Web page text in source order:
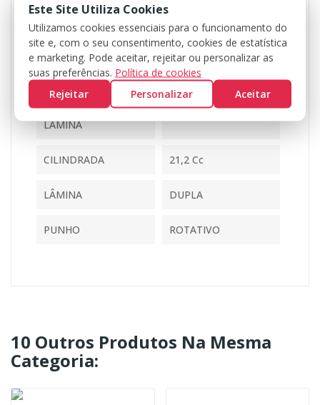
Referência HC-2020R
Ficha Informativa
POTÊNCIA 0,58 KW / 0,8 Cv
COMPRIMENTO DA
LÂMINA
21" - 53,5 Cm
CILINDRADA 21,2 Cc
LÂMINA DUPLA
PUNHO ROTATIVO
10 Outros Produtos Na Mesma
Categoria:
Este Site Utiliza Cookies
Utilizamos cookies essenciais para o funcionamento do
site e, com o seu consentimento, cookies de estatística
e marketing. Pode aceitar, rejeitar ou personalizar as
suas preferências. Política de cookies
Rejeitar
Personalizar Aceitar